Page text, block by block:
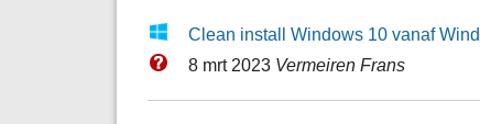
Clean install Windows 10 vanaf
8 mrt 2023 Vermeiren Frans